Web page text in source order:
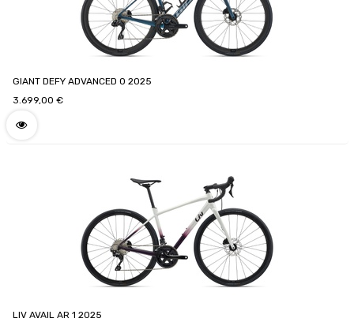
GIANT DEFY ADVANCED 0 2025
3.699,00 €
LIV AVAIL AR 1 2025